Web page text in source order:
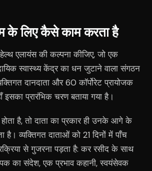
के लिए कैसे काम करता है
एलायंस की कल्पना कीजिए, जो एक
स्वास्थ्य केंद्र का धन जुटाने वाला संगठन
दानदाता और 60 कॉर्पोरेट प्रायोजक
इसका प्रारंभिक चरण बताया गया है।
होता है, तो दाता का प्रकार ही उनके आगे के
है। व्यक्तिगत दाताओं को 21 दिनों में पाँच
से गुजरना पड़ता है: कर रसीद के साथ
का संदेश, एक प्रभाव कहानी, स्वयंसेवक